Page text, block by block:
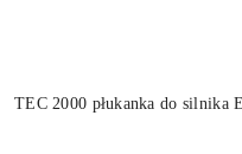
TEC 2000 płukanka do silnika